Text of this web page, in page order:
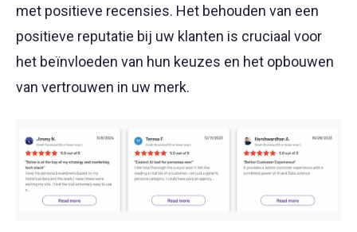
met positieve recensies. Het behouden van een
positieve reputatie bij uw klanten is cruciaal voor
het beïnvloeden van hun keuzes en het opbouwen
van vertrouwen in uw merk.